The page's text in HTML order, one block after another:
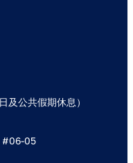
及公共假期休息）
#06-05